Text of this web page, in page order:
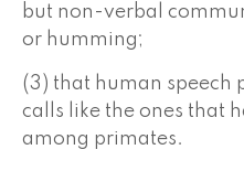
but non-verbal
or humming;
(3) that human speech
calls like the ones that
among primates.